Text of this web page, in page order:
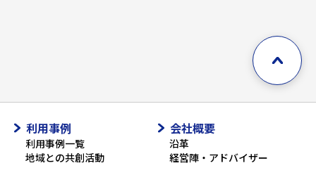
利用事例
利用事例一覧
地域との共創活動
会社概要
沿革
経営陣・アドバイザー